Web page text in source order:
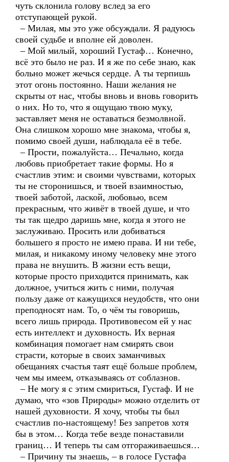
чуть склонила голову вслед за его
отступающей рукой.
– Милая, мы это уже обсуждали. Я радуюсь
своей судьбе и вполне ей доволен.
– Мой милый, хороший Густаф… Конечно,
всё это было не раз. И я же по себе знаю, как
больно может жечься сердце. А ты терпишь
этот огонь постоянно. Наши желания не
скрыты от нас, чтобы вновь и вновь говорить
о них. Но то, что я ощущаю твою муку,
заставляет меня не оставаться безмолвной.
Она слишком хорошо мне знакома, чтобы я,
помимо своей души, наблюдала её в тебе.
– Прости, пожалуйста… Печально, когда
любовь приобретает такие формы. Но я
счастлив этим: и своими чувствами, которых
ты не сторонишься, и твоей взаимностью,
твоей заботой, лаской, любовью, всем
прекрасным, что живёт в твоей душе, и что
ты так щедро даришь мне, когда я этого не
заслуживаю. Просить или добиваться
большего я просто не имею права. И ни тебе,
милая, и никакому иному человеку мне этого
права не внушить. В жизни есть вещи,
которые просто приходится принимать, как
должное, учиться жить с ними, получая
пользу даже от кажущихся неудобств, что они
преподносят нам. То, о чём ты говоришь,
всего лишь природа. Противовесом ей у нас
есть интеллект и духовность. Их верная
комбинация помогает нам смирять свои
страсти, которые в своих заманчивых
обещаниях счастья таят ещё больше проблем,
чем мы имеем, отказываясь от соблазнов.
– Не могу я с этим смириться, Густаф. И не
думаю, что «зов Природы» можно отделить от
нашей духовности. Я хочу, чтобы ты был
счастлив по-настоящему! Без запретов хотя
бы в этом… Когда тебе везде понаставили
границ… И теперь ты сам отгораживаешься…
– Причину ты знаешь, – в голосе Густафа